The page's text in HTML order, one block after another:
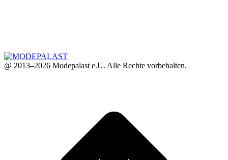
@ 2013–2026 Modepalast e.U. Alle Rechte vorbehalten.